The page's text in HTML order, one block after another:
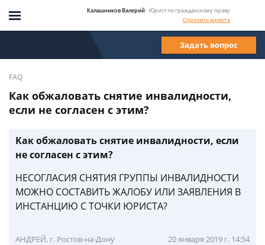
Калашников Валерий- Юрист по гражданскому праву
Спросить юриста
Задать вопрос
FAQ
Как обжаловать снятие инвалидности,
если не согласен с этим?
Как обжаловать снятие инвалидности, если
не согласен с этим?
НЕСОГЛАСИЯ СНЯТИЯ ГРУППЫ ИНВАЛИДНОСТИ
МОЖНО СОСТАВИТЬ ЖАЛОБУ ИЛИ ЗАЯВЛЕНИЯ В
ИНСТАНЦИЮ С ТОЧКИ ЮРИСТА?
АНДРЕЙ, г. Ростов-на-Дону 20 января 2019 г. 14:54